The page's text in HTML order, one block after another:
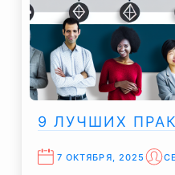
9 ЛУЧШИХ
7 ОКТЯБРЯ, 2025